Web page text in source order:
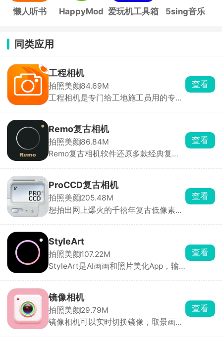
懒人听书 HappyMod 爱玩机工具箱 5sing音乐
同类应用
工程相机
拍照美颜84.69M
工程相机是专门给工地施工员用的专业
气，还能填上项目名称、施工楼栋，后
期没办法修图篡改照片时间地点，照片
直接就能当做工作凭证，避免后期扯皮
不认账。照片本地和云端双重备份，不
查看
Remo复古相机
拍照美颜86.84M
Remo复古相机软件还原多款经典复古
也能轻松拍出充满复古质感、氛围感十
足的胶片照片，让普通照片一秒变高
级、有格调。
查看
ProCCD复古相机
拍照美颜205.48M
想拍出网上爆火的千禧年复古低像素照
直出成片。不光是直接拍照，手机相册
里的旧照片、视频也能导进去套复古滤
镜，还能手动微调。A620专门拍人
像，闪光灯一开就是冷白皮奶油肌自
蓝调，拍海边、日系风景绝配。还有
DCR复古DV模式，直接录制老旧录像画
风短视频，做怀旧Vlog刚刚好。
查看
StyleArt
拍照美颜107.22M
StyleArt是AI画画和照片美化App，输
通形象，还有证件照模板直接套用。生
成的图高清无水印。轻松做原创美图、
把照片玩出花样。
查看
镜像相机
拍照美颜29.79M
镜像相机可以实时切换镜像，取景画面
查看